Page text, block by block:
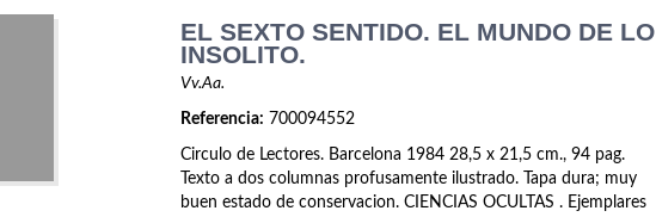
EL SEXTO SENTIDO. EL MUNDO DE LO
INSOLITO.
Vv.Aa.
Referencia: 700094552
Circulo de Lectores. Barcelona 1984 28,5 x 21,5 cm., 94 pag.
Texto a dos columnas profusamente ilustrado. Tapa dura; muy
buen estado de conservacion. CIENCIAS OCULTAS . Ejemplares